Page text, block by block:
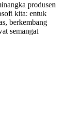
produsen
kita: entuk
berkembang
semangat